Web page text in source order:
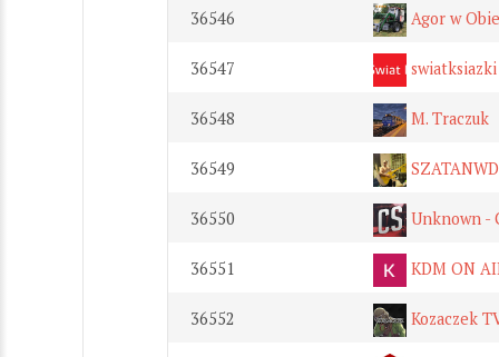
36546 Agor w
36547 swiatksiazki
36548 M. Traczuk
36549
36550 Unknown -
36551 KDM ON
36552 Kozaczek